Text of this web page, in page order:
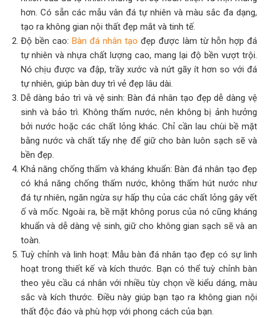
hơn. Có sẵn các mẫu vân đá tự nhiên và màu sắc đa dạng,
tạo ra không gian nội thất đẹp mắt và tinh tế.
Độ bền cao: Bàn đá nhân tạo đẹp được làm từ hỗn hợp đá
tự nhiên và nhựa chất lượng cao, mang lại độ bền vượt trội.
Nó chịu được va đập, trầy xước và nứt gãy ít hơn so với đá
tự nhiên, giúp bàn duy trì vẻ đẹp lâu dài.
Dễ dàng bảo trì và vệ sinh: Bàn đá nhân tạo đẹp dễ dàng vệ
sinh và bảo trì. Không thấm nước, nên không bị ảnh hưởng
bởi nước hoặc các chất lỏng khác. Chỉ cần lau chùi bề mặt
bằng nước và chất tẩy nhẹ để giữ cho bàn luôn sạch sẽ và
bền đẹp.
Khả năng chống thấm và kháng khuẩn: Bàn đá nhân tạo đẹp
có khả năng chống thấm nước, không thấm hút nước như
đá tự nhiên, ngăn ngừa sự hấp thụ của các chất lỏng gây vết
ố và mốc. Ngoài ra, bề mặt không porus của nó cũng kháng
khuẩn và dễ dàng vệ sinh, giữ cho không gian sạch sẽ và an
toàn.
Tuỳ chỉnh và linh hoạt: Mẫu bàn đá nhân tạo đẹp có sự linh
hoạt trong thiết kế và kích thước. Bạn có thể tuỳ chỉnh bàn
theo yêu cầu cá nhân với nhiều tùy chọn về kiểu dáng, màu
sắc và kích thước. Điều này giúp bạn tạo ra không gian nội
thất độc đáo và phù hợp với phong cách của bạn.